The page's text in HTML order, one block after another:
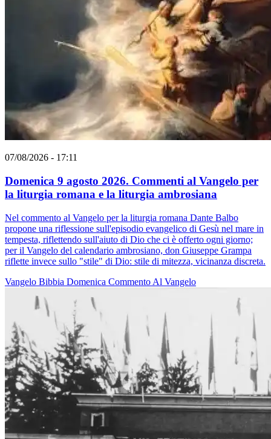
07/08/2026 - 17:11
Domenica 9 agosto 2026. Commenti al Vangelo per
la liturgia romana e la liturgia ambrosiana
Nel commento al Vangelo per la liturgia romana Dante Balbo
propone una riflessione sull'episodio evangelico di Gesù nel mare in
tempesta, riflettendo sull'aiuto di Dio che ci è offerto ogni giorno;
per il Vangelo del calendario ambrosiano, don Giuseppe Grampa
riflette invece sullo "stile" di Dio: stile di mitezza, vicinanza discreta.
Vangelo Bibbia Domenica Commento Al Vangelo